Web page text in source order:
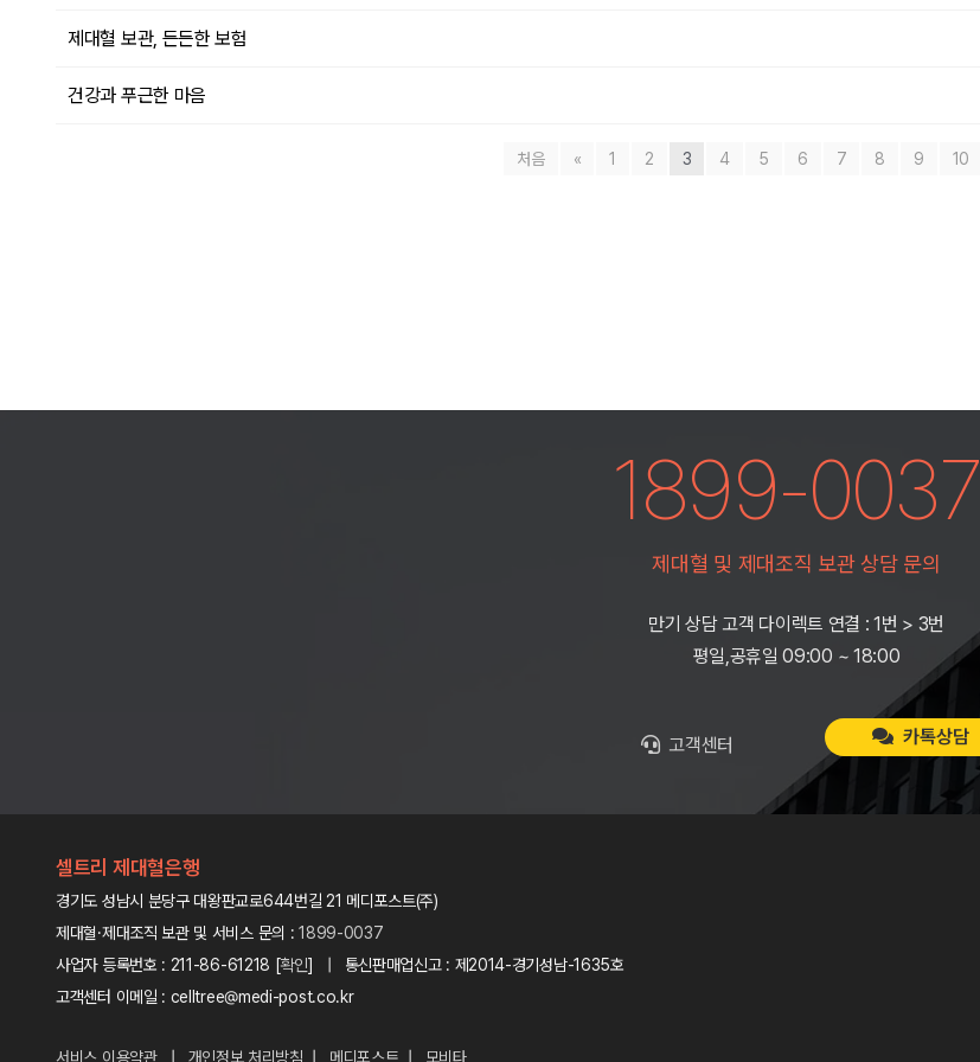
제대혈 보관, 든든한 보험
건강과 푸근한 마음
처음 « 1 2 3 4 5 6 7 8 9 10
1899-0037
제대혈 및 제대조직 보관 상담 문의
만기 상담 고객 다이렉트 연결 : 1번 > 3번
평일,공휴일 09:00 ~ 18:00
고객센터 카톡상담
셀트리 제대혈은행
경기도 성남시 분당구 대왕판교로644번길 21 메디포스트(주)
제대혈·제대조직 보관 및 서비스 문의 :1899-0037
사업자 등록번호 : 211-86-61218 [확인] | 통신판매업신고 : 제2014-경기성남-1635호
고객센터 이메일 : celltree@medi-post.co.kr
서비스 이용약관| 개인정보 처리방침 메디포스트 모비타